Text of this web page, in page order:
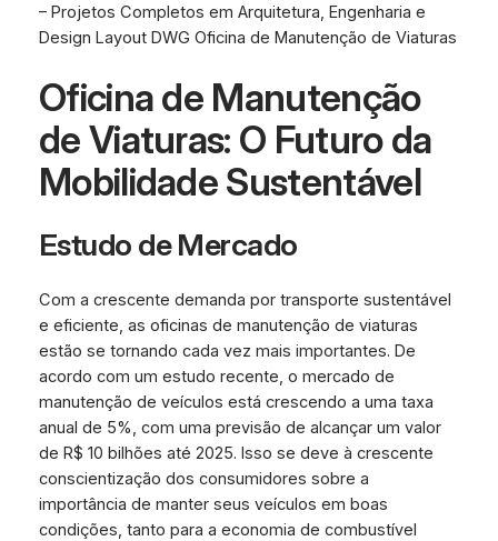
– Projetos Completos em Arquitetura, Engenharia e
Design Layout DWG Oficina de Manutenção de Viaturas
Oficina de Manutenção
de Viaturas: O Futuro da
Mobilidade Sustentável
Estudo de Mercado
Com a crescente demanda por transporte sustentável
e eficiente, as oficinas de manutenção de viaturas
estão se tornando cada vez mais importantes. De
acordo com um estudo recente, o mercado de
manutenção de veículos está crescendo a uma taxa
anual de 5%, com uma previsão de alcançar um valor
de R$ 10 bilhões até 2025. Isso se deve à crescente
conscientização dos consumidores sobre a
importância de manter seus veículos em boas
condições, tanto para a economia de combustível